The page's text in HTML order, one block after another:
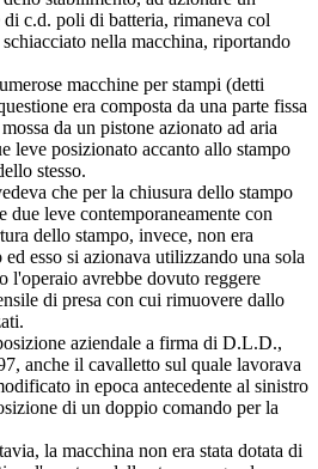
c.d. poli di batteria, rimaneva col
nella macchina, riportando
macchine per stampi (detti
era composta da una parte fissa
da un pistone azionato ad aria
leve posizionato accanto allo stampo
stesso.
che per la chiusura dello stampo
due leve contemporaneamente con
dello stampo, invece, non era
esso si azionava utilizzando una sola
l'operaio avrebbe dovuto reggere
di presa con cui rimuovere dallo
aziendale a firma di D.L.D.,
anche il cavalletto sul quale lavorava
in epoca antecedente al sinistro
di un doppio comando per la
la macchina non era stata dotata di